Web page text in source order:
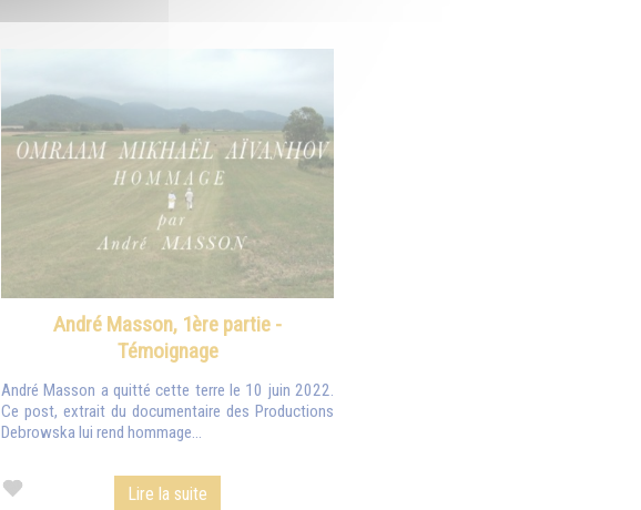
André Masson, 1ère partie -
Témoignage
André Masson a quitté cette terre le 10 juin 2022.
Ce post, extrait du documentaire des Productions
Debrowska lui rend hommage...
Lire la suite